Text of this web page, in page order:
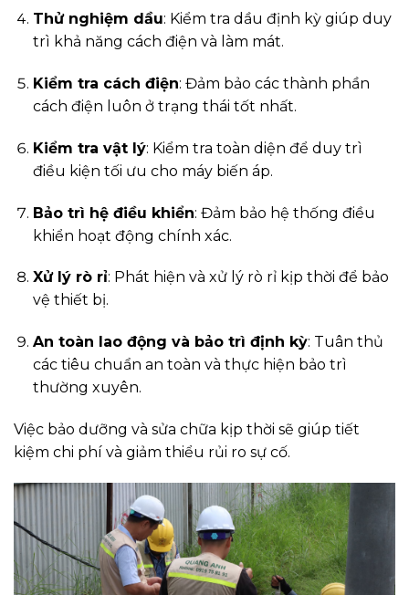
Thử nghiệm dầu: Kiểm tra dầu định kỳ giúp duy
trì khả năng cách điện và làm mát.
Kiểm tra cách điện: Đảm bảo các thành phần
cách điện luôn ở trạng thái tốt nhất.
Kiểm tra vật lý: Kiểm tra toàn diện để duy trì
điều kiện tối ưu cho máy biến áp.
Bảo trì hệ điều khiển: Đảm bảo hệ thống điều
khiển hoạt động chính xác.
Xử lý rò rỉ: Phát hiện và xử lý rò rỉ kịp thời để bảo
vệ thiết bị.
An toàn lao động và bảo trì định kỳ: Tuân thủ
các tiêu chuẩn an toàn và thực hiện bảo trì
thường xuyên.
Việc bảo dưỡng và sửa chữa kịp thời sẽ giúp tiết
kiệm chi phí và giảm thiểu rủi ro sự cố.